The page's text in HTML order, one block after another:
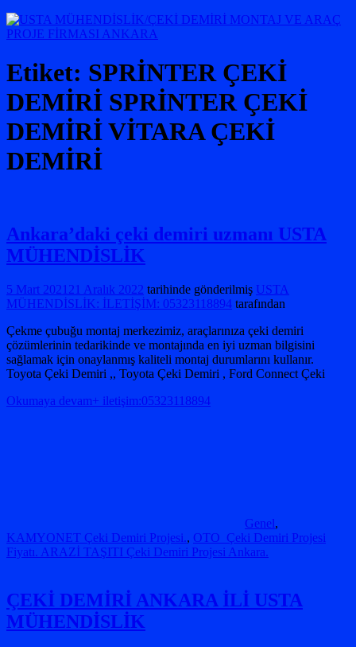
Etiket: SPRİNTER ÇEKİ
DEMİRİ SPRİNTER ÇEKİ
DEMİRİ VİTARA ÇEKİ
DEMİRİ
Ankara’daki çeki demiri uzmanı USTA
MÜHENDİSLİK
5 Mart 2021 21 Aralık 2022 tarihinde gönderilmiş USTA
MÜHENDİSLİK: İLETİŞİM: 05323118894 tarafından
Çekme çubuğu montaj merkezimiz, araçlarınıza çeki demiri
çözümlerinin tedarikinde ve montajında ​​en iyi uzman bilgisini
sağlamak için onaylanmış kaliteli montaj durumlarını kullanır.
Toyota Çeki Demiri ,, Toyota Çeki Demiri , Ford Connect Çeki
Okumaya devam+ iletişim:05323118894
Genel,
KAMYONET Çeki Demiri Projesi., OTO Çeki Demiri Projesi
Fiyatı. ARAZİ TAŞITI Çeki Demiri Projesi Ankara.
ÇEKİ DEMİRİ ANKARA İLİ USTA
MÜHENDİSLİK